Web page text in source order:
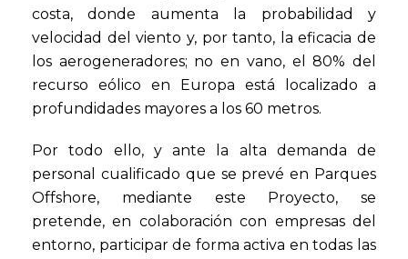
costa, donde aumenta la probabilidad y
velocidad del viento y, por tanto, la eficacia de
los aerogeneradores; no en vano, el 80% del
recurso eólico en Europa está localizado a
profundidades mayores a los 60 metros.
Por todo ello, y ante la alta demanda de
personal cualificado que se prevé en Parques
Offshore, mediante este Proyecto, se
pretende, en colaboración con empresas del
entorno, participar de forma activa en todas las